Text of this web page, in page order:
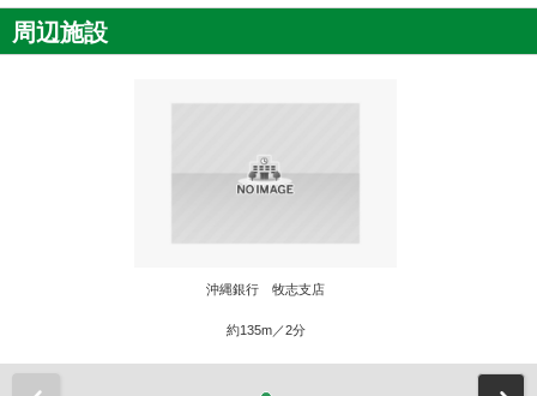
周辺施設
沖縄銀行 牧志支店
約135m／2分